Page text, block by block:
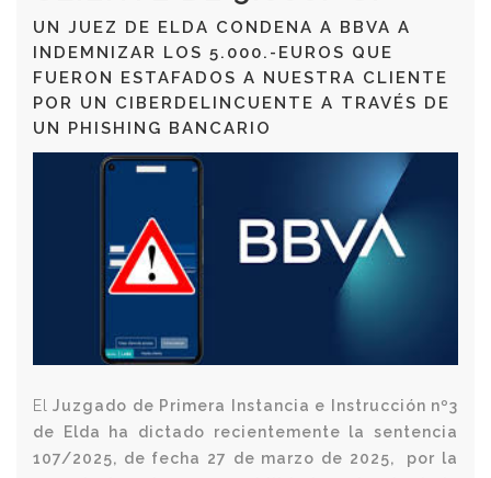
UN JUEZ DE ELDA CONDENA A BBVA A
INDEMNIZAR LOS 5.000.-EUROS QUE
FUERON ESTAFADOS A NUESTRA CLIENTE
POR UN CIBERDELINCUENTE A TRAVÉS DE
UN PHISHING BANCARIO
El
Juzgado de Primera Instancia e Instrucción nº3
de Elda ha dictado recientemente la sentencia
107/2025, de fecha 27 de marzo de 2025, por la